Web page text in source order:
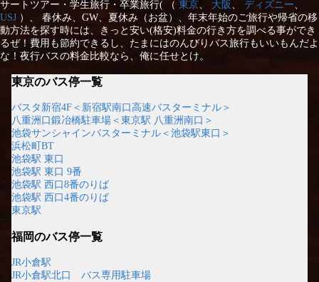
サートツアー・学生旅行・卒業旅行( （ 東京 大阪 ディズニー
USJ ）、 春休み、GW、夏休み（お盆）、年末年始のご旅行や帰省の移
動方法を探す時には、きっと安い(格安)料金の行き方を調べる事ができ
るぜ！費用も節約できるし、たまにはのんびりバス旅行もいいもんだよ
な！夜行バスの料金比較なら、俺に任せとけ。
東京のバス停一覧
バスタ新宿4F＜新宿駅南口高速バスターミナル＞
八重洲口鍛冶橋駐車場＜東京駅 八重洲南口＞
池袋サンシャインバスターミナル＜池袋駅東口＞
浜松町BT
池袋駅 東口
池袋駅 東口 9番
池袋駅 西口8番のりば
池袋駅 西口4番のりば
東京駅
福岡のバス停一覧
JR小倉駅
JR小倉駅北口 バス専用駐車場